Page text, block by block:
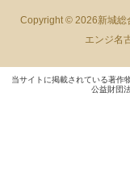
Copyright © 2026新城総
エンジ名
当サイトに掲載されている著作
公益財団